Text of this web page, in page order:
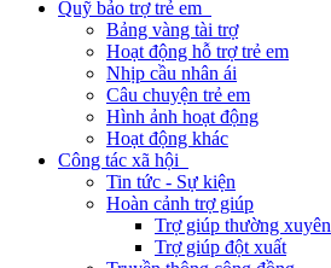
Quỹ bảo trợ trẻ em
Bảng vàng tài trợ
Hoạt động hỗ trợ trẻ em
Nhịp cầu nhân ái
Câu chuyện trẻ em
Hình ảnh hoạt động
Hoạt động khác
Công tác xã hội
Tin tức - Sự kiện
Hoàn cảnh trợ giúp
Trợ giúp thường xuyên
Trợ giúp đột xuất